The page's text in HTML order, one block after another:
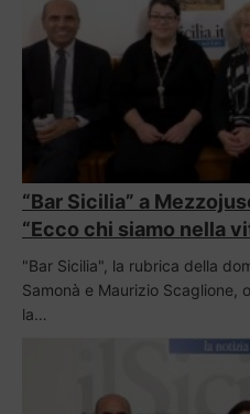
“Bar Sicilia” a
“Ecco chi siamo nella
"Bar Sicilia", la rubrica della
Samonà e Maurizio Scaglione,
la…